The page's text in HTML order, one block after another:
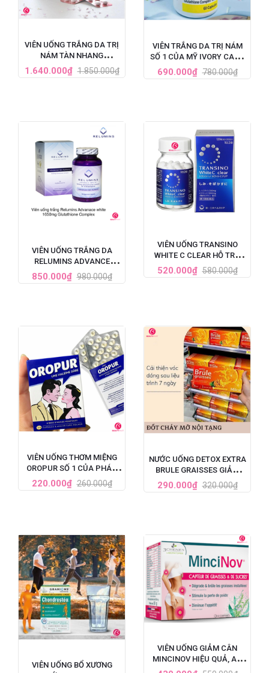
VIÊN UỐNG TRẮNG DA TRỊ
NÁM TÀN NHANG
TRANSINO WHITENING HỘP
240 VIÊN
1.640.000₫ 1.850.000₫
VIÊN TRẮNG DA TRỊ NÁM
SỐ 1 CỦA MỸ IVORY CAPS
GLUTATHIONE (1500MG X
60 VIÊN)
690.000₫ 780.000₫
VIÊN UỐNG TRẮNG DA
RELUMINS ADVANCE
WHITE GLUTATHIONE
COMPLEX (1650MG X 90
850.000₫ 980.000₫
VIÊN UỐNG TRANSINO
WHITE C CLEAR HỖ TRỢ
TRẮNG DA CẢI THIỆN NÁM
120 VIÊN (MẪU MỚI NHẤT)
520.000₫ 580.000₫
VIÊN UỐNG THƠM MIỆNG
OROPUR SỐ 1 CỦA PHÁP,
ĐẶC TRỊ HÔI MIỆNG
220.000₫ 260.000₫
NƯỚC UỐNG DETOX EXTRA
BRULE GRAISSES GIẢM
CÂN VÀ GIẢM MỠ NỘI
TẠNG CỦA PHÁP - 7 ỐNG X
290.000₫ 320.000₫
VIÊN UỐNG BỔ XƯƠNG
VIÊN UỐNG GIẢM CÂN
MINCINOV HIỆU QUẢ, AN
TOÀN SỐ 1 TẠI PHÁP - HỘP